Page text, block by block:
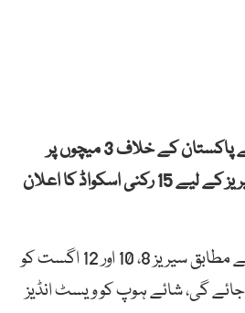
ویسٹ انڈیزکرکٹ بورڈ نے پاکستان کے خلاف 3 میچوں پر
مشتمل ہوم ون ڈے سیریز کے لیے 15 رکنی اسکواڈ کا اعلان
ویسٹ انڈیزکرکٹ بورڈ کے مطابق سیریز 8، 10 اور 12 اگست کو
گی، شائے ہوپ کو ویسٹ انڈیز